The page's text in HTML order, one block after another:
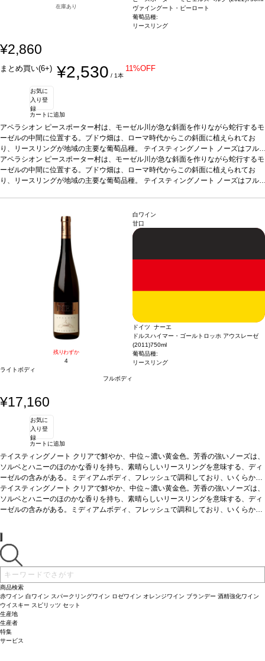
在庫あり
ヴァイングート・ピーロート
葡萄品種:
リースリング
¥2,860
まとめ買い(6+) ¥2,530 / 1本
11%OFF
お気に
入り登
録
カートに追加
アペラシオン ピースポーター村は、モーゼル川が急な斜面を作りながら蛇行するモ
ーゼルの中間に位置する。ブドウ畑は、ローマ時代からこの斜面に植えられてお
り、リースリングが地域の主要な葡萄品種。 テイスティングノート ノーズはフル
ーツドロップやレモンバームを示し、ドライアプリコットやミラベルの芳香が続
く。フルーティーで、ジューシーなフルボディで、飲みやすい。合う料理サラ
ダ、チーズ、鶏肉やアジア料理などと好相性 葡萄品種リースリング
アペラシオン ピースポーター村は、モーゼル川が急な斜面を作りながら蛇行するモ
ーゼルの中間に位置する。ブドウ畑は、ローマ時代からこの斜面に植えられてお
り、リースリングが地域の主要な葡萄品種。 テイスティングノート ノーズはフル
ダ、チーズ、鶏肉やアジア料理などと好相性葡萄品種
残りわずか
4
ライトボディ
フルボディ
白ワイン
甘口
ドイツ ナーエ
ドルスハイマー・ゴールトロッホ アウスレーゼ
(2011)750ml
葡萄品種:
リースリング
¥17,160
お気に
入り登
録
カートに追加
テイスティングノート クリアで鮮やか、中位～濃い黄金色。芳香の強いノーズは、
ソルベとハニーのほのかな香りを持ち、素晴らしいリースリングを意味する、ディ
ーゼルの含みがある。ミディアムボディ、フレッシュで調和しており、いくらかの
魅力的なトロピカルフルーツと柑橘類の含みを持ち、ライムのひねりが伴い、長い
後味で快く余韻に残る。葡萄品種リースリング 100%
テイスティングノート クリアで鮮やか、中位～濃い黄金色。芳香の強いノーズは、
ソルベとハニーのほのかな香りを持ち、素晴らしいリースリングを意味する、ディ
ーゼルの含みがある。ミディアムボディ、フレッシュで調和しており、いくらかの
後味で快く余韻に残る。
商品検索
赤ワイン 白ワイン スパークリングワイン ロゼワイン オレンジワイン ブランデー 酒精強化ワイン
ウイスキー スピリッツ セット
生産地
生産者
特集
サービス